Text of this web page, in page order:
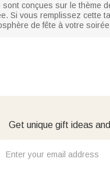
conçues sur le thème
Si vous remplissez cette
de fête à votre
Get unique gift ideas